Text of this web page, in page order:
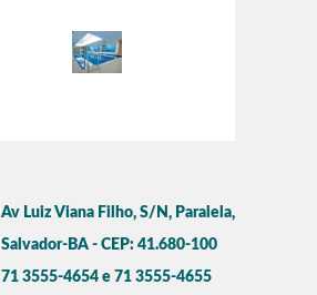
Av Luiz Viana Filho, S/N, Paralela,
Salvador-BA - CEP: 41.680-100
71 3555-4654 e 71 3555-4655